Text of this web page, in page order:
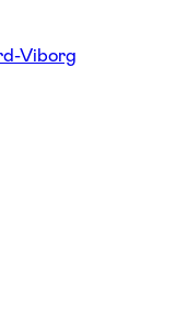
Viborg